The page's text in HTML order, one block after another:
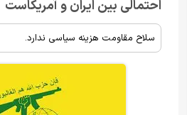
احتمالی بین ایران و آمریکاست
سلاح مقاومت هزینه سیاسی ندارد.